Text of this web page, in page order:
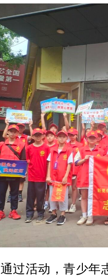
通过活动，青少年